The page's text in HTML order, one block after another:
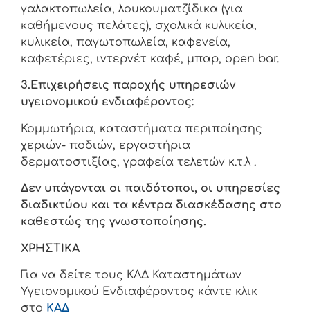
γαλακτοπωλεία, λουκουματζίδικα (για
καθήμενους πελάτες), σχολικά κυλικεία,
κυλικεία, παγωτοπωλεία, καφενεία,
καφετέριες, ιντερνέτ καφέ, μπαρ, open bar.
3.Επιχειρήσεις παροχής υπηρεσιών
υγειονομικού ενδιαφέροντος:
Κομμωτήρια, καταστήματα περιποίησης
χεριών- ποδιών, εργαστήρια
δερματοστιξίας, γραφεία τελετών κ.τ.λ .
Δεν υπάγονται οι παιδότοποι, οι υπηρεσίες
διαδικτύου και τα κέντρα διασκέδασης στο
καθεστώς της γνωστοποίησης.
ΧΡΗΣΤΙΚΑ
Για να δείτε τους ΚΑΔ Καταστημάτων
Υγειονομικού Ενδιαφέροντος κάντε κλικ
στο ΚΑΔ